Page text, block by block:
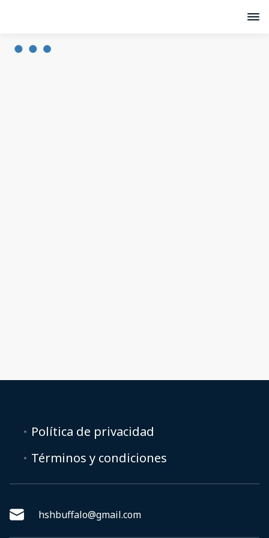
Política de privacidad
Términos y condiciones
hshbuffalo@gmail.com